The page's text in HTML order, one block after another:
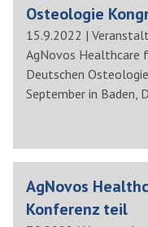
Osteologie
15.9.2022 |
AgNovos Healthcare
Deutschen
September in Baden,
AgNovos
Konferenz teil